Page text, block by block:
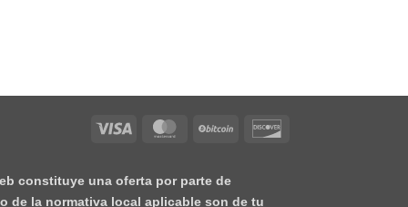
Visa MasterCardBitCoin
constituye una oferta por parte de
de la normativa local aplicable son de tu